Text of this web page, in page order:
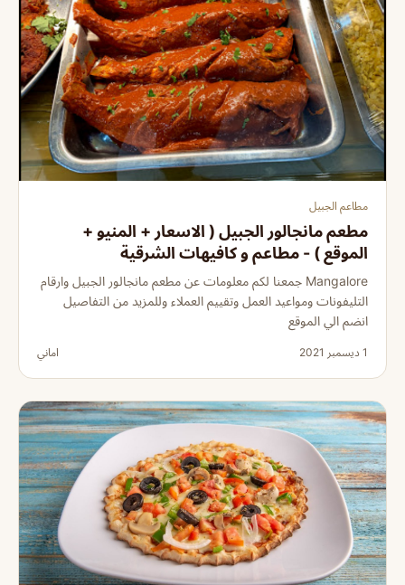
مطاعم الجبيل
مطعم مانجالور الجبيل ( الاسعار + المنيو +
الموقع ) - مطاعم و كافيهات الشرقية
Mangalore جمعنا لكم معلومات عن مطعم مانجالور الجبيل وارقام
التليفونات ومواعيد العمل وتقييم العملاء وللمزيد من التفاصيل
انضم الي الموقع
1 ديسمبر 2021 اماني